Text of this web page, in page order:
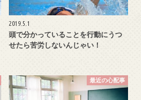
2019.5.1
頭で分かっていることを行動にうつ
せたら苦労しないんじゃい！
最近の心配事